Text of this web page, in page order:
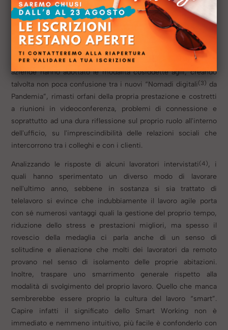
tramite l'utilizzo di strumenti e canali telematici, seguendo un
orario di lavoro definito precedentemente. L’orario è dunque
proprio l’elemento distintivo che lo differenzia dallo Smart
Working: il controllo del lavoro si deve infatti spostare dalla
quantità di tempo lavorato ai risultati conseguiti. Molte
aziende hanno adottato le modalità cosiddette agili, creando
talvolta non poca confusione tra i nuovi “Nomadi digitali (3) da
Pandemia”, rimasti orfani della propria prestazione e costretti
a riunioni in videoconferenza, problemi di connessione e
soprattutto ad una dura riflessione sul proprio ruolo all'interno
dell'ufficio, su l'imprescindibilità delle relazioni sociali che
intercorrono tra i colleghi e con i clienti.
Analizzando le risposte di alcuni lavoratori intervistati (4), i
quali hanno sperimentato un diverso modo di lavorare
nell'ultimo anno, sebbene in sostanza si sia trattato di
telelavoro si evince che indubbiamente il lavoro agile porta
con sé numerosi vantaggi quali la gestione del proprio tempo,
riduzione dello stress e prestazioni migliori, ma spesso il
rovescio della medaglia ci parla anche di un senso di
solitudine e alienazione che molti dei lavoratori da remoto
provano nel senso di isolamento delle proprie abitazioni.
Inoltre, traspare uno smarrimento generale rispetto alla
modalità di svolgimento del proprio lavoro. Quello che manca
sembrerebbe essere proprio la cultura del lavoro “smart”.
Capire infatti il significato dello Smart Working non è
immediato e nemmeno intuitivo, più facile è confonderlo con